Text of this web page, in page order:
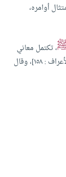
أوامره،
، تكتمل معاني
: ١٥٨]، وقال